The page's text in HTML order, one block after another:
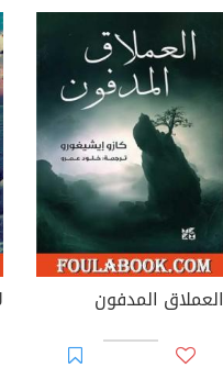
العملاق المدفون